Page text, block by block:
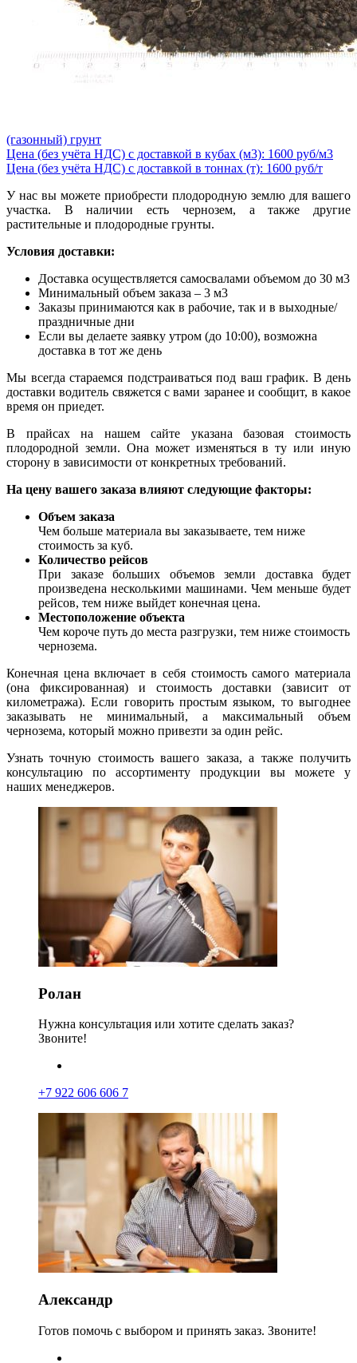
(газонный) грунт
Цена (без учёта НДС) с доставкой в кубах (м3): 1600 руб/м3
Цена (без учёта НДС) с доставкой в тоннах (т): 1600 руб/т
У нас вы можете приобрести плодородную землю для вашего
участка. В наличии есть чернозем, а также другие
растительные и плодородные грунты.
Условия доставки:
Доставка осуществляется самосвалами объемом до 30 м3
Минимальный объем заказа – 3 м3
Заказы принимаются как в рабочие, так и в выходные/
праздничные дни
Если вы делаете заявку утром (до 10:00), возможна
доставка в тот же день
Мы всегда стараемся подстраиваться под ваш график. В день
доставки водитель свяжется с вами заранее и сообщит, в какое
время он приедет.
В прайсах на нашем сайте указана базовая стоимость
плодородной земли. Она может изменяться в ту или иную
сторону в зависимости от конкретных требований.
На цену вашего заказа влияют следующие факторы:
Объем заказа
Чем больше материала вы заказываете, тем ниже
стоимость за куб.
Количество рейсов
При заказе больших объемов земли доставка будет
произведена несколькими машинами. Чем меньше будет
рейсов, тем ниже выйдет конечная цена.
Местоположение объекта
Чем короче путь до места разгрузки, тем ниже стоимость
чернозема.
Конечная цена включает в себя стоимость самого материала
(она фиксированная) и стоимость доставки (зависит от
километража). Если говорить простым языком, то выгоднее
заказывать не минимальный, а максимальный объем
чернозема, который можно привезти за один рейс.
Узнать точную стоимость вашего заказа, а также получить
консультацию по ассортименту продукции вы можете у
наших менеджеров.
Ролан
Нужна консультация или хотите сделать заказ?
Звоните!
+7 922 606 606 7
Александр
Готов помочь с выбором и принять заказ. Звоните!